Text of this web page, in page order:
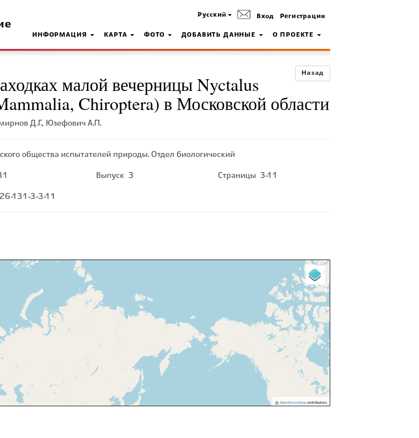
Русский Вход Регистрация
ИНФОРМАЦИЯ КАРТА ФОТО ДОБАВИТЬ ДАННЫЕ О ПРОЕКТЕ
Назад
малой вечерницы Nyctalus
Chiroptera) в Московской области
Д.Г., Юзефович А.П.
общества испытателей природы. Отдел биологический
Выпуск 3 Страницы 3-11
131-3-3-11
© OpenStreetMapcontributors.